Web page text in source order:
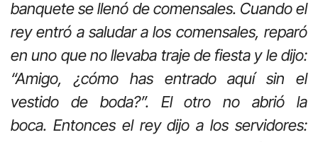
banquete se llenó de comensales. Cuando el
rey entró a saludar a los comensales, reparó
en uno que no llevaba traje de fiesta y le dijo:
“Amigo, ¿cómo has entrado aquí sin el
vestido de boda?”. El otro no abrió la
boca. Entonces el rey dijo a los servidores: